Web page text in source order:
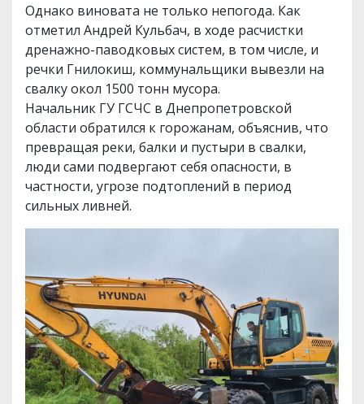
Однако виновата не только непогода. Как
отметил Андрей Кульбач, в ходе расчистки
дренажно-паводковых систем, в том числе, и
речки Гнилокиш, коммунальщики вывезли на
свалку окол 1500 тонн мусора.
Начальник ГУ ГСЧС в Днепропетровской
области обратился к горожанам, объяснив, что
превращая реки, балки и пустыри в свалки,
люди сами подвергают себя опасности, в
частности, угрозе подтоплений в период
сильных ливней.